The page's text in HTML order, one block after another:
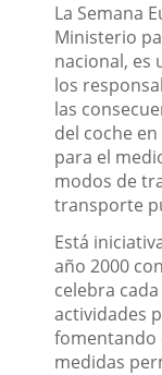
La Semana
Ministerio
nacional, es
los
las
del coche
para el
modos de
transporte
Está
año 2000
celebra
actividades
fomentando
medidas